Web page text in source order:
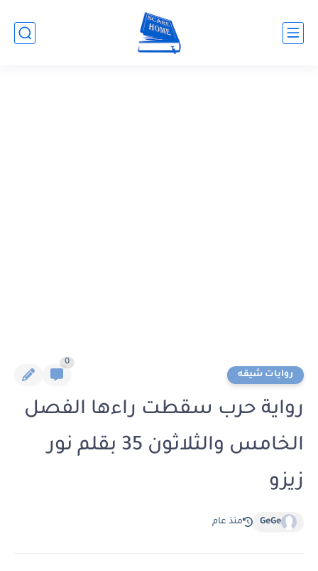
روايات شيقه
0
رواية حرب سقطت راءها الفصل
الخامس والثلاثون 35 بقلم نور
زيزو
GeGe منذ عام